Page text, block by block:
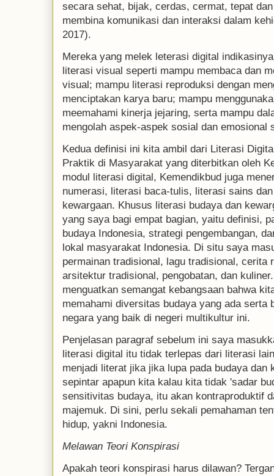
secara sehat, bijak, cerdas, cermat, tepat
membina komunikasi dan interaksi dalam
2017).
Mereka yang melek leterasi digital
literasi visual seperti mampu membaca dan
visual; mampu literasi reproduksi dengan
menciptakan karya baru; mampu
meemahami kinerja jejaring, serta mampu
mengolah aspek-aspek sosial dan emosional
Kedua definisi ini kita ambil dari Literasi
Praktik di Masyarakat yang diterbitkan oleh
modul literasi digital, Kemendikbud juga
numerasi, literasi baca-tulis, literasi sains
kewargaan. Khusus literasi budaya dan
yang saya bagi empat bagian, yaitu definisi,
budaya Indonesia, strategi pengembangan,
lokal masyarakat Indonesia. Di situ saya
permainan tradisional, lagu tradisional, cerita
arsitektur tradisional, pengobatan, dan
menguatkan semangat kebangsaan bahwa
memahami diversitas budaya yang ada serta
negara yang baik di negeri multikultur ini.
Penjelasan paragraf sebelum ini saya
literasi digital itu tidak terlepas dari literasi
menjadi literat jika jika lupa pada budaya dan
sepintar apapun kita kalau kita tidak 'sadar
sensitivitas budaya, itu akan kontraproduktif
majemuk. Di sini, perlu sekali pemahaman
hidup, yakni Indonesia.
Melawan Teori Konspirasi
Apakah teori konspirasi harus dilawan?